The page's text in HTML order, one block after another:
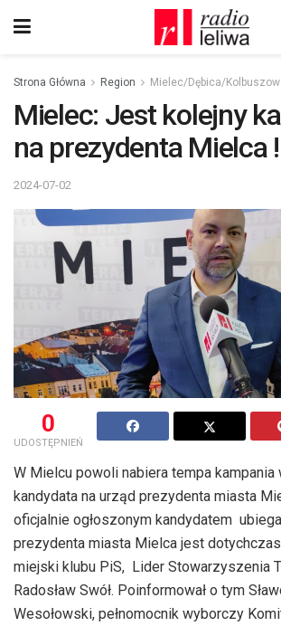
Strona Główna Region Mielec/Dębica/
Mielec: Jest kolejny
na prezydenta Mielca !
2024-07-02
0
UDOSTĘPNIEŃ
W Mielcu powoli nabiera tempa
kandydata na urząd prezydenta miasta
oficjalnie ogłoszonym kandydatem
prezydenta miasta Mielca jest
miejski klubu PiS, Lider Stowarzyszenia
Radosław Swół. Poinformował o tym
Wesołowski, pełnomocnik wyborczy